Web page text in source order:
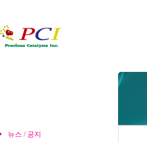
뉴스 / 공지